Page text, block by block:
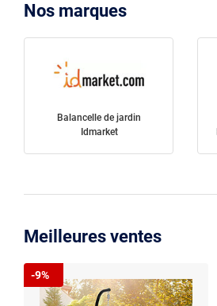
Nos marques
Balancelle de jardin
Idmarket
Meilleures ventes
-9%